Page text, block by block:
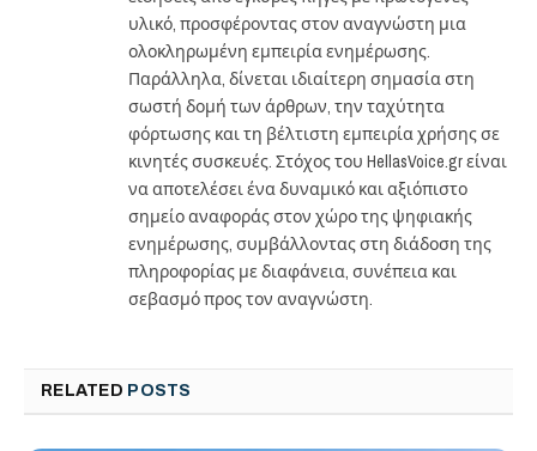
υλικό, προσφέροντας στον αναγνώστη μια
ολοκληρωμένη εμπειρία ενημέρωσης.
Παράλληλα, δίνεται ιδιαίτερη σημασία στη
σωστή δομή των άρθρων, την ταχύτητα
φόρτωσης και τη βέλτιστη εμπειρία χρήσης σε
κινητές συσκευές. Στόχος του HellasVoice.gr είναι
να αποτελέσει ένα δυναμικό και αξιόπιστο
σημείο αναφοράς στον χώρο της ψηφιακής
ενημέρωσης, συμβάλλοντας στη διάδοση της
πληροφορίας με διαφάνεια, συνέπεια και
σεβασμό προς τον αναγνώστη.
RELATED POSTS